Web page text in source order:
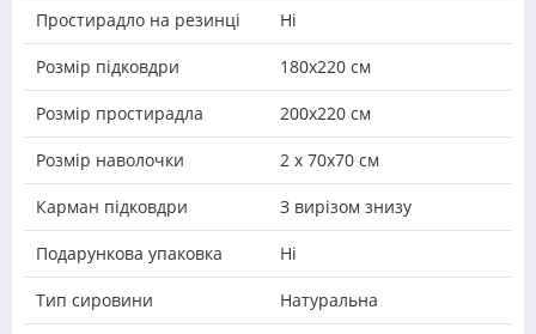
Простирадло на резинці Ні
Розмір підковдри 180х220 см
Розмір простирадла 200х220 см
Розмір наволочки 2 х 70х70 см
Карман підковдри З вирізом знизу
Подарункова упаковка Ні
Тип сировини Натуральна